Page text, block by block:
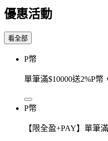
優惠活動
看全部
P幣
單筆滿$10000送2%P幣
P幣
【限全盈+PAY】單筆